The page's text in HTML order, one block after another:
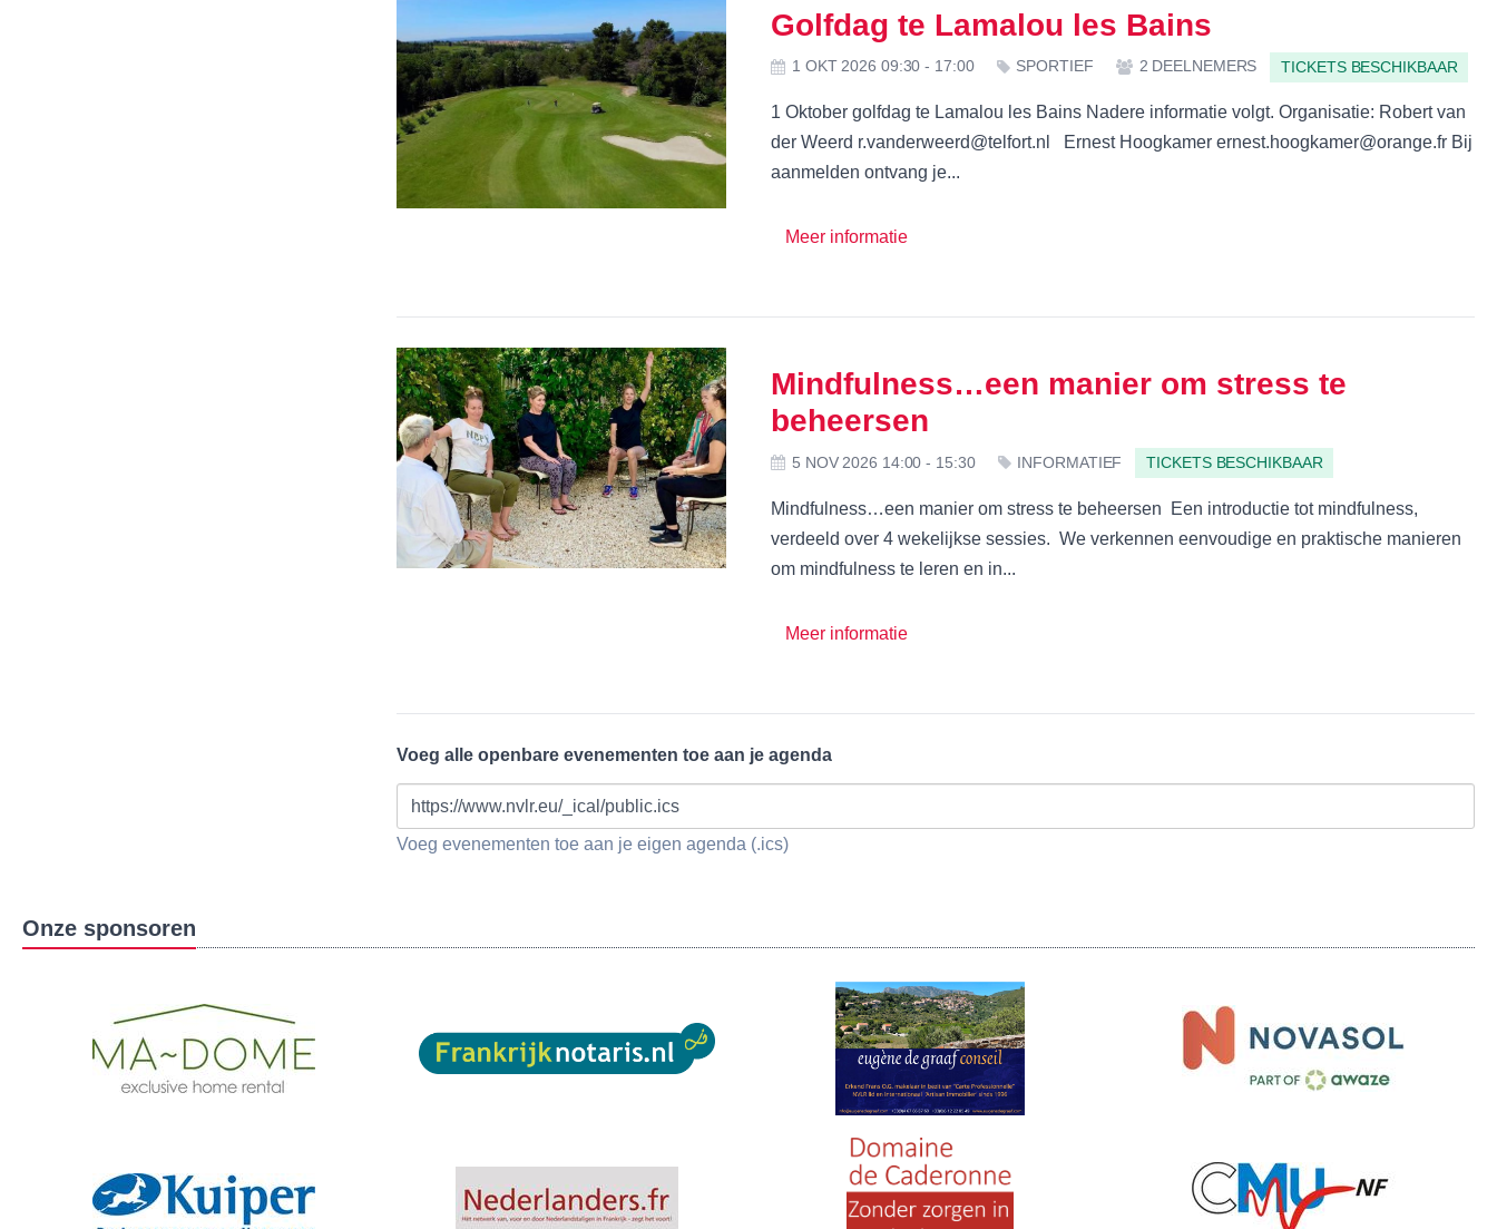
Golfdag te Lamalou les Bains
1 OKT 2026 09:30 - 17:00 SPORTIEF 2 DEELNEMERS TICKETS BESCHIKBAAR
1 Oktober golfdag te Lamalou les Bains Nadere informatie volgt. Organisatie: Robert van
der Weerd r.vanderweerd@telfort.nl Ernest Hoogkamer ernest.hoogkamer@orange.fr Bij
aanmelden ontvang je...
Meer informatie
Mindfulness…een manier om stress te
beheersen
5 NOV 2026 14:00 - 15:30 INFORMATIEF TICKETS BESCHIKBAAR
Mindfulness…een manier om stress te beheersen Een introductie tot mindfulness,
verdeeld over 4 wekelijkse sessies. We verkennen eenvoudige en praktische manieren
om mindfulness te leren en in...
Meer informatie
Voeg alle openbare evenementen toe aan je agenda
https://www.nvlr.eu/_ical/public.ics
Voeg evenementen toe aan je eigen agenda (.ics)
Onze sponsoren